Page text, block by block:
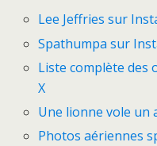
Lee Jeffries sur
Spathumpa sur
Liste complète des
X
Une lionne vole un
Photos aériennes